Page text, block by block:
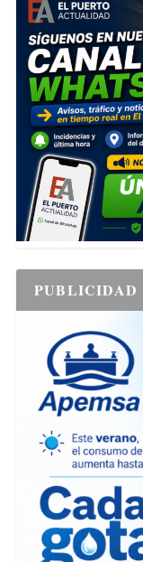
PUBLICIDAD